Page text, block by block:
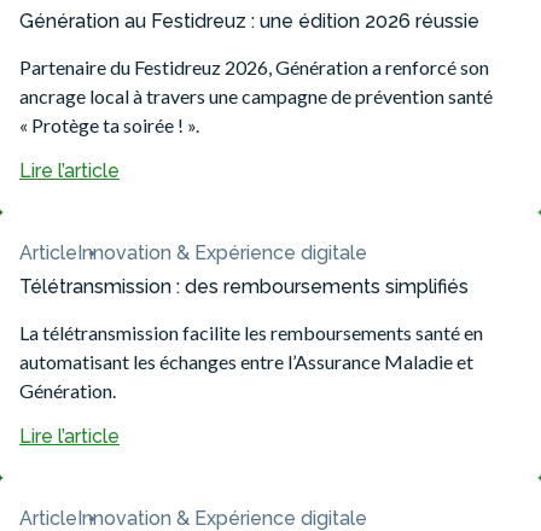
Génération au Festidreuz : une édition 2026 réussie
Partenaire du Festidreuz 2026, Génération a renforcé son
ancrage local à travers une campagne de prévention santé
« Protège ta soirée ! ».
Lire l’article
ArticleInnovation & Expérience digitale
Télétransmission : des remboursements simplifiés
La télétransmission facilite les remboursements santé en
automatisant les échanges entre l’Assurance Maladie et
Génération.
Lire l’article
ArticleInnovation & Expérience digitale